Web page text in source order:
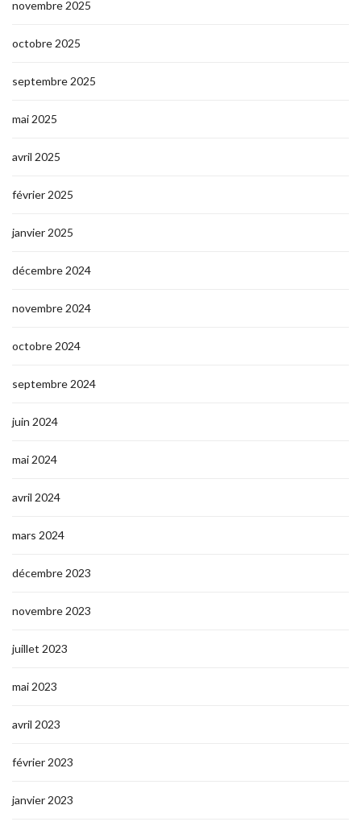
novembre 2025
octobre 2025
septembre 2025
mai 2025
avril 2025
février 2025
janvier 2025
décembre 2024
novembre 2024
octobre 2024
septembre 2024
juin 2024
mai 2024
avril 2024
mars 2024
décembre 2023
novembre 2023
juillet 2023
mai 2023
avril 2023
février 2023
janvier 2023